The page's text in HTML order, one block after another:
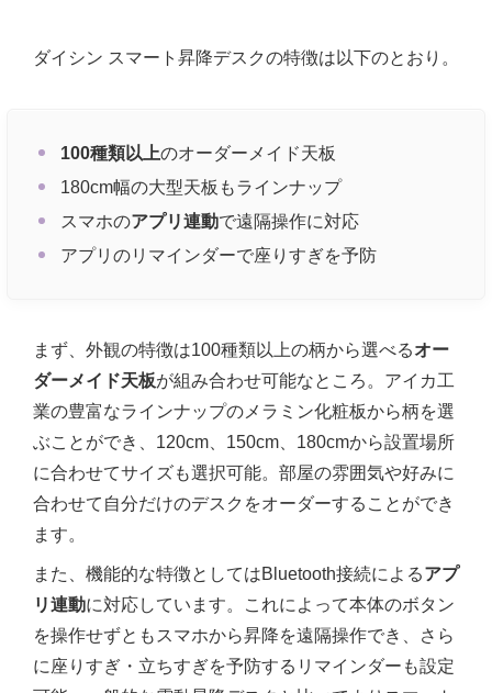
ダイシン スマート昇降デスクの特徴は以下のとおり。
100種類以上のオーダーメイド天板
180cm幅の大型天板もラインナップ
スマホのアプリ連動で遠隔操作に対応
アプリのリマインダーで座りすぎを予防
まず、外観の特徴は100種類以上の柄から選べるオー
ダーメイド天板が組み合わせ可能なところ。アイカ工
業の豊富なラインナップのメラミン化粧板から柄を選
ぶことができ、120cm、150cm、180cmから設置場所
に合わせてサイズも選択可能。部屋の雰囲気や好みに
合わせて自分だけのデスクをオーダーすることができ
ます。
また、機能的な特徴としてはBluetooth接続によるアプ
リ連動に対応しています。これによって本体のボタン
を操作せずともスマホから昇降を遠隔操作でき、さら
に座りすぎ・立ちすぎを予防するリマインダーも設定